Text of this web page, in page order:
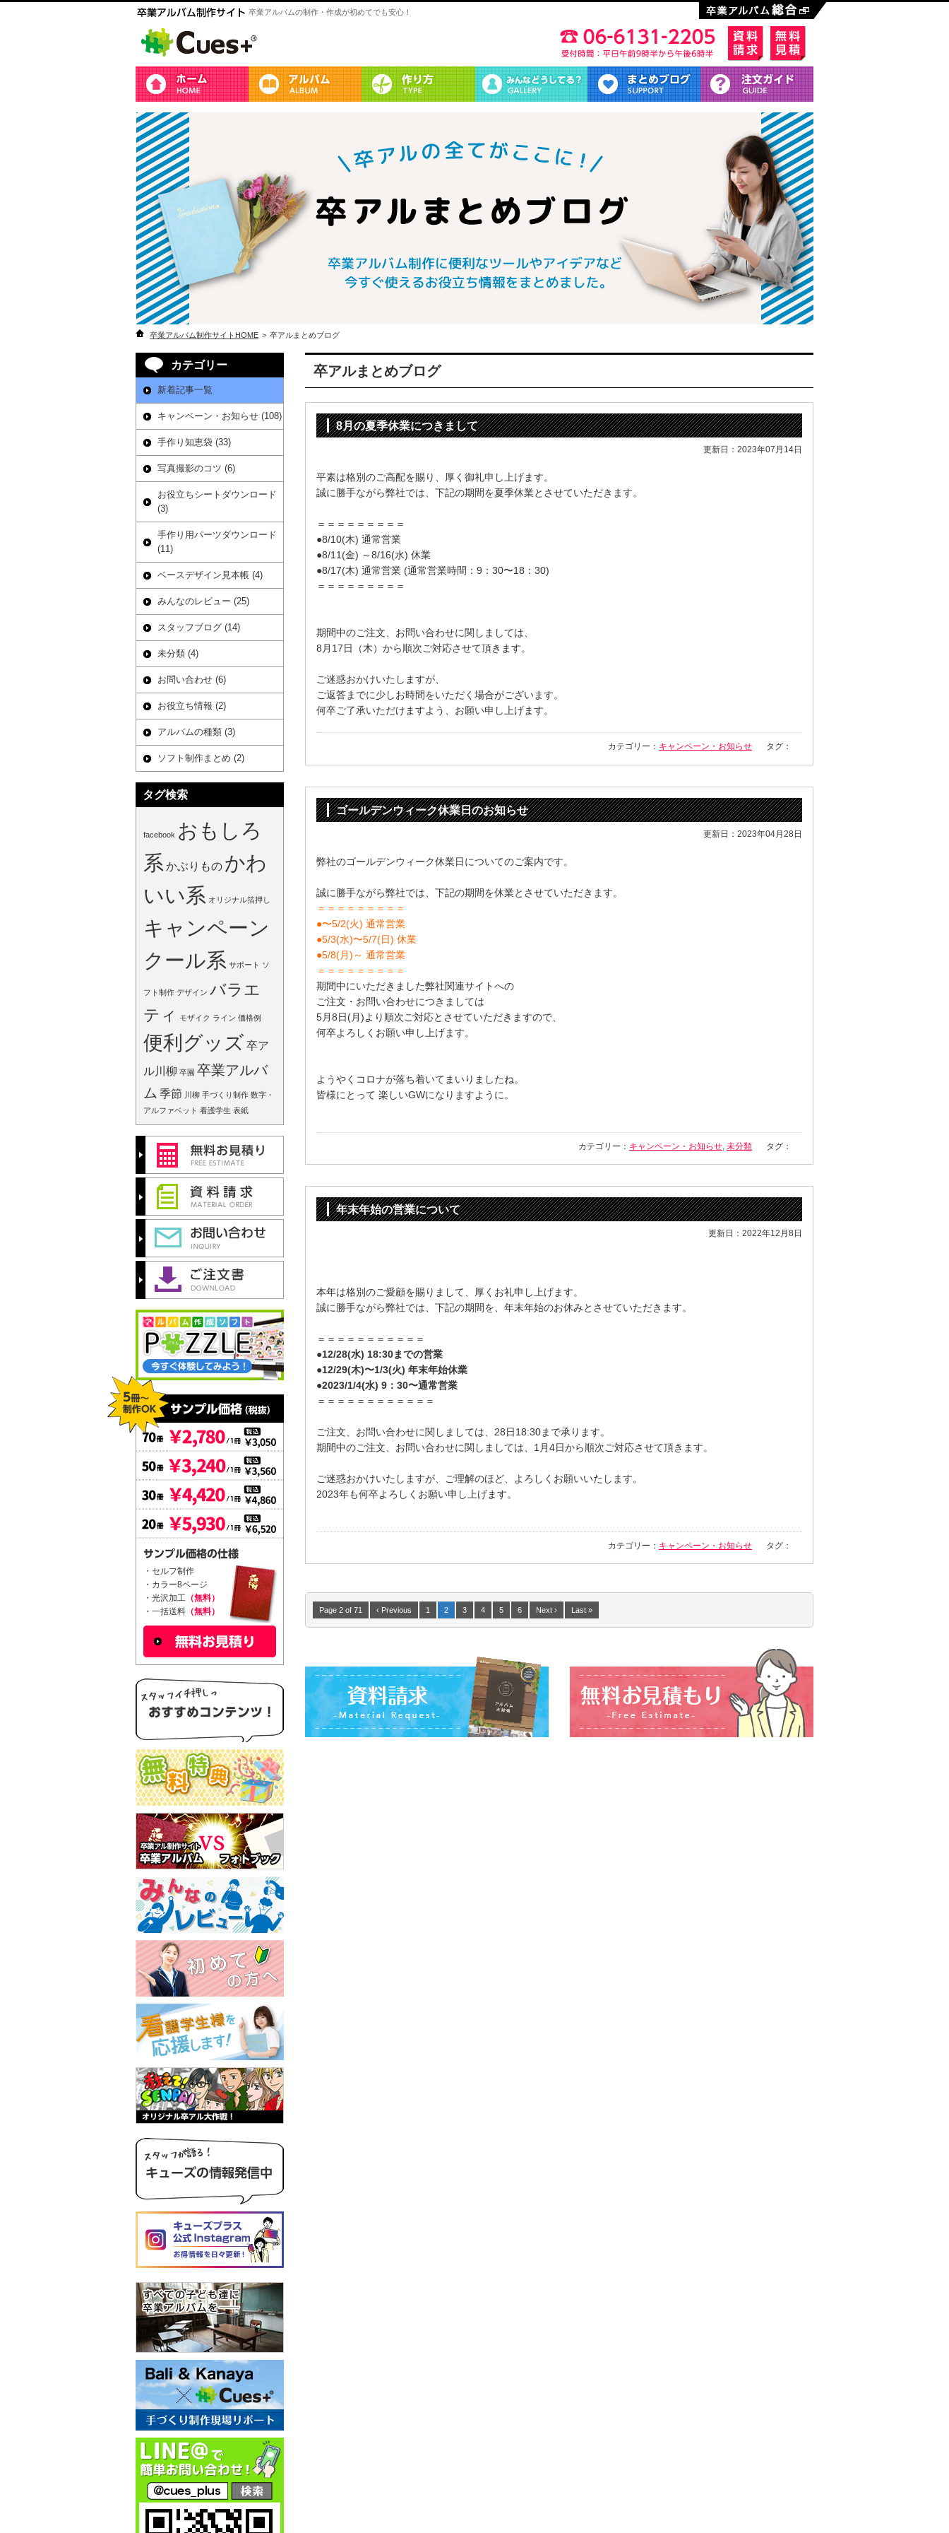
卒業アルバムの制作・作成が初めてでも安心！
卒業アルバム制作サイトHOME > 卒アルまとめブログ
卒アルまとめブログ
8月の夏季休業につきまして
更新日：2023年07月14日
平素は格別のご高配を賜り、厚く御礼申し上げます。
誠に勝手ながら弊社では、下記の期間を夏季休業とさせていただきます。
＝＝＝＝＝＝＝＝＝
●8/10(木) 通常営業
●8/11(金) ～8/16(水) 休業
●8/17(木) 通常営業 (通常営業時間：9：30〜18：30)
＝＝＝＝＝＝＝＝＝
期間中のご注文、お問い合わせに関しましては、
8月17日（木）から順次ご対応させて頂きます。
ご迷惑おかけいたしますが、
ご返答までに少しお時間をいただく場合がございます。
何卒ご了承いただけますよう、お願い申し上げます。
タグ：
カテゴリー： キャンペーン・お知らせ
ゴールデンウィーク休業日のお知らせ
更新日：2023年04月28日
弊社のゴールデンウィーク休業日についてのご案内です。
誠に勝手ながら弊社では、下記の期間を休業とさせていただきます。
＝＝＝＝＝＝＝＝＝
●〜5/2(火) 通常営業
●5/3(水)〜5/7(日) 休業
●5/8(月)～ 通常営業
＝＝＝＝＝＝＝＝＝
期間中にいただきました弊社関連サイトへの
ご注文・お問い合わせにつきましては
5月8日(月)より順次ご対応とさせていただきますので、
何卒よろしくお願い申し上げます。
ようやくコロナが落ち着いてまいりましたね。
皆様にとって 楽しいGWになりますように。
タグ：
カテゴリー： キャンペーン・お知らせ 未分類
年末年始の営業について
更新日：2022年12月8日
本年は格別のご愛顧を賜りまして、厚くお礼申し上げます。
誠に勝手ながら弊社では、下記の期間を、年末年始のお休みとさせていただきます。
＝＝＝＝＝＝＝＝＝＝＝
●12/28(水) 18:30までの営業
●12/29(木)〜1/3(火) 年末年始休業
●2023/1/4(水) 9：30〜通常営業
＝＝＝＝＝＝＝＝＝＝＝＝
ご注文、お問い合わせに関しましては、28日18:30まで承ります。
期間中のご注文、お問い合わせに関しましては、1月4日から順次ご対応させて頂きます。
ご迷惑おかけいたしますが、ご理解のほど、よろしくお願いいたします。
2023年も何卒よろしくお願い申し上げます。
タグ：
カテゴリー： キャンペーン・お知らせ
Page 2 of 71 ‹ Previous 1 2 3 4 5 6 Next › Last »
カテゴリー
新着記事一覧
キャンペーン・お知らせ (108)
手作り知恵袋 (33)
写真撮影のコツ (6)
お役立ちシートダウンロード
(3)
手作り用パーツダウンロード
(11)
ベースデザイン見本帳 (4)
みんなのレビュー (25)
スタッフブログ (14)
未分類 (4)
お問い合わせ (6)
お役立ち情報 (2)
アルバムの種類 (3)
ソフト制作まとめ (2)
タグ検索
facebook おもしろ
系 かぶりもの かわ
いい系 オリジナル箔押し
キャンペーン
クール系 サポート ソ
フト制作 デザイン バラエ
ティ
モザイク ライン 価格例
便利グッズ 卒ア
ル川柳 卒園 卒業アルバ
ム 季節 川柳 手づくり制作 数字・
アルファベット 看護学生 表紙
・セルフ制作
・カラー8ページ
・光沢加工 （無料）
・一括送料 （無料）